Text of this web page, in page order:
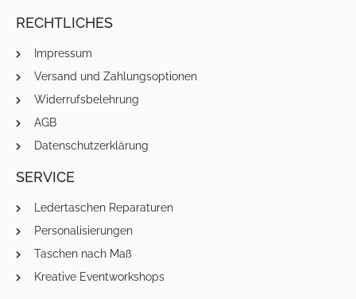
RECHTLICHES
Impressum
Versand und Zahlungsoptionen
Widerrufsbelehrung
AGB
Datenschutzerklärung
SERVICE
Ledertaschen Reparaturen
Personalisierungen
Taschen nach Maß
Kreative Eventworkshops